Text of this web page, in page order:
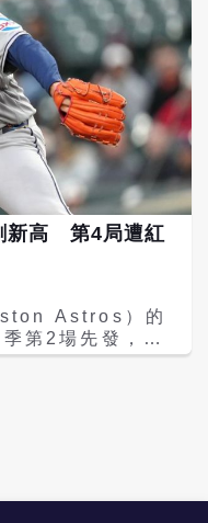
新高 第4局遭紅
Astros）的
第2場先發，面
Reds）前三
人打線遭完封，
第2敗。 相較